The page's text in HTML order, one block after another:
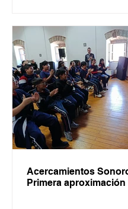
Acercamientos
Primera